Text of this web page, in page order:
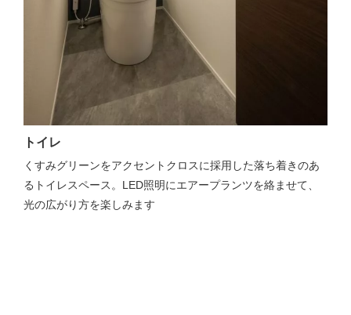
トイレ
くすみグリーンをアクセントクロスに採用した落ち着きのあ
るトイレスペース。LED照明にエアープランツを絡ませて、
光の広がり方を楽しみます